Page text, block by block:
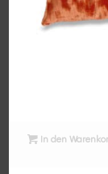
In den